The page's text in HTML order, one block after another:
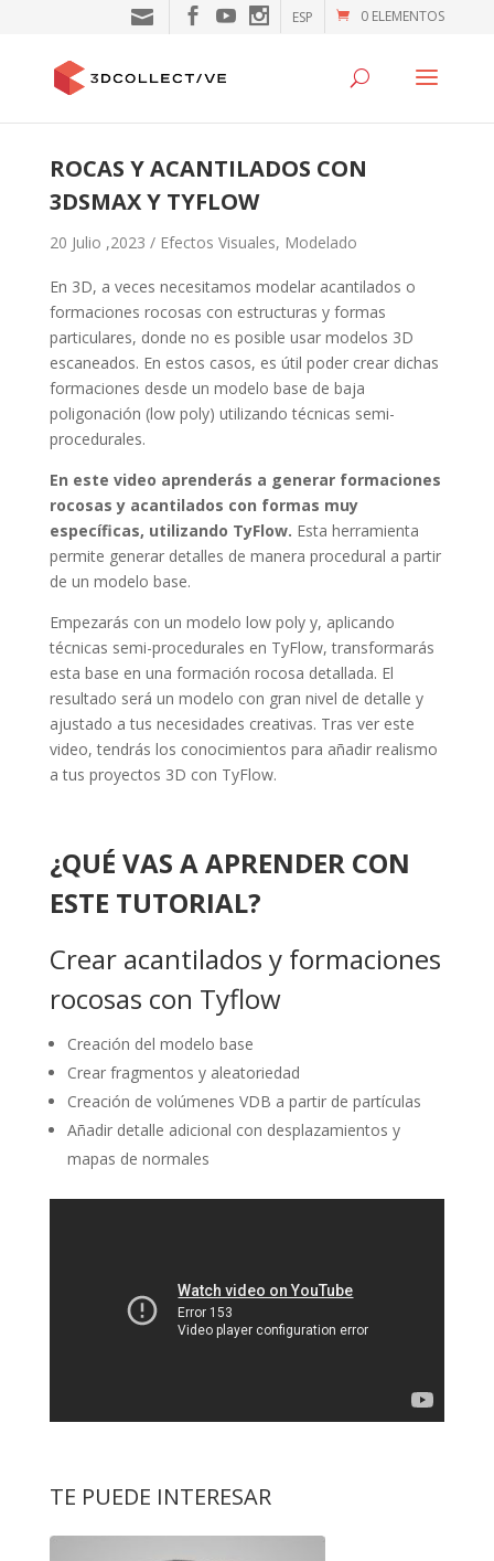
0 ELEMENTOS
ESP
ROCAS Y ACANTILADOS CON
3DSMAX Y TYFLOW
20 Julio ,2023 / Efectos Visuales, Modelado
En 3D, a veces necesitamos modelar acantilados o
formaciones rocosas con estructuras y formas
particulares, donde no es posible usar modelos 3D
escaneados. En estos casos, es útil poder crear dichas
formaciones desde un modelo base de baja
poligonación (low poly) utilizando técnicas semi-
procedurales.
En este video aprenderás a generar formaciones
rocosas y acantilados con formas muy
específicas, utilizando TyFlow. Esta herramienta
permite generar detalles de manera procedural a partir
de un modelo base.
Empezarás con un modelo low poly y, aplicando
técnicas semi-procedurales en TyFlow, transformarás
esta base en una formación rocosa detallada. El
resultado será un modelo con gran nivel de detalle y
ajustado a tus necesidades creativas. Tras ver este
video, tendrás los conocimientos para añadir realismo
a tus proyectos 3D con TyFlow.
¿QUÉ VAS A APRENDER CON
ESTE TUTORIAL?
Crear acantilados y formaciones
rocosas con Tyflow
Creación del modelo base
Crear fragmentos y aleatoriedad
Creación de volúmenes VDB a partir de partículas
Añadir detalle adicional con desplazamientos y
mapas de normales
TE PUEDE INTERESAR